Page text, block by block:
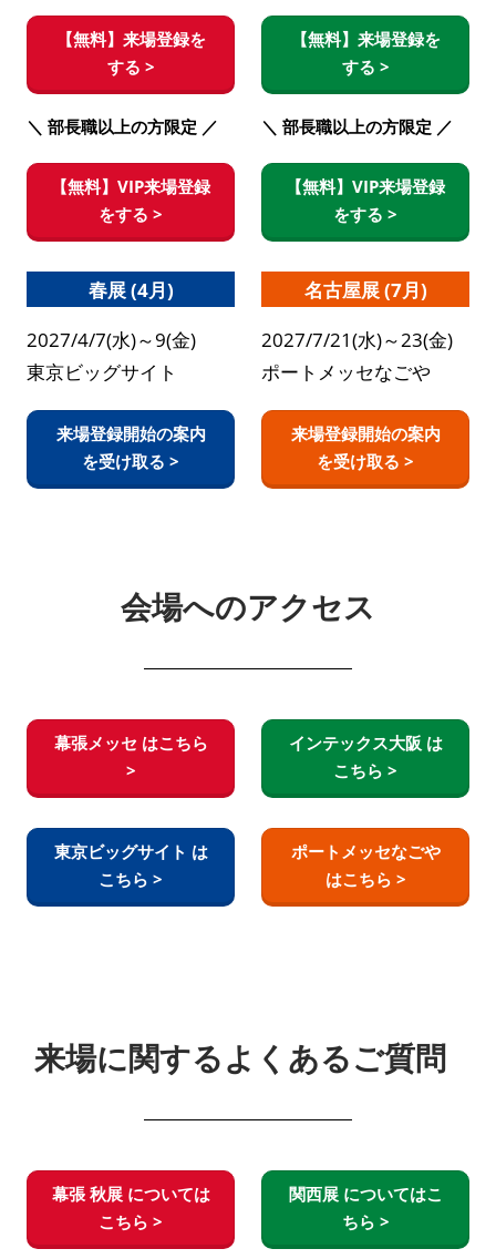
【無料】来場登録を
する >
＼ 部長職以上の方限定 ／
【無料】VIP来場登録
をする >
【無料】来場登録を
する >
＼ 部長職以上の方限定 ／
【無料】VIP来場登録
をする >
春展 (4月)
2027/4/7(水)～9(金)
東京ビッグサイト
来場登録開始の案内
を受け取る >
名古屋展 (7月)
2027/7/21(水)～23(金)
ポートメッセなごや
来場登録開始の案内
を受け取る >
会場へのアクセス
幕張メッセ はこちら
>
インテックス大阪 は
こちら >
東京ビッグサイト は
こちら >
ポートメッセなごや
はこちら >
来場に関するよくあるご質問
幕張 秋展 については
こちら >
関西展 についてはこ
ちら >